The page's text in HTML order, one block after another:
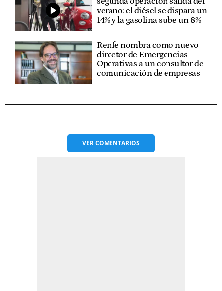
verano: el diésel se dispara un
14% y la gasolina sube un 8%
Renfe nombra como nuevo
director de Emergencias
Operativas a un consultor de
comunicación de empresas
VERCOMENTARIOS